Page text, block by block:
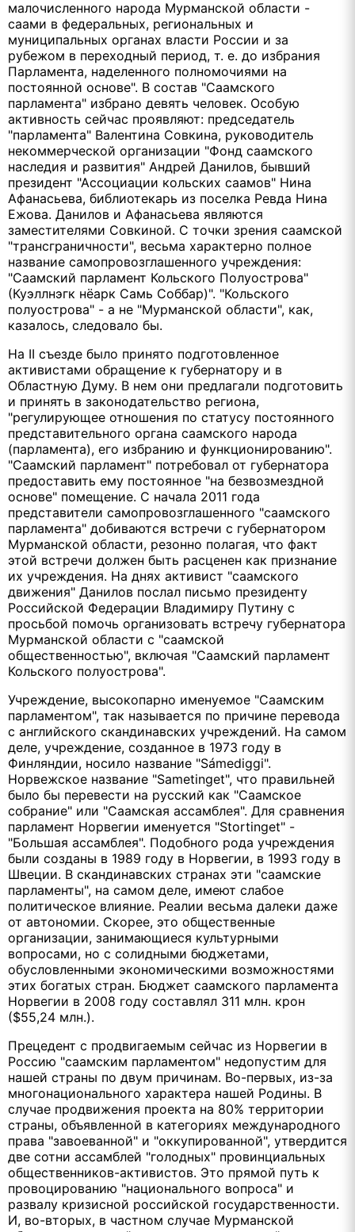
малочисленного народа Мурманской области -
саами в федеральных, региональных и
муниципальных органах власти России и за
рубежом в переходный период, т. е. до избрания
Парламента, наделенного полномочиями на
постоянной основе". В состав "Саамского
парламента" избрано девять человек. Особую
активность сейчас проявляют: председатель
"парламента" Валентина Совкина, руководитель
некоммерческой организации "Фонд саамского
наследия и развития" Андрей Данилов, бывший
президент "Ассоциации кольских саамов" Нина
Афанасьева, библиотекарь из поселка Ревда Нина
Ежова. Данилов и Афанасьева являются
заместителями Совкиной. С точки зрения саамской
"трансграничности", весьма характерно полное
название самопровозглашенного учреждения:
"Саамский парламент Кольского Полуострова"
(Куэллнэгк нёарк Самь Соббар)". "Кольского
полуострова" - а не "Мурманской области", как,
казалось, следовало бы.
На II съезде было принято подготовленное
активистами обращение к губернатору и в
Областную Думу. В нем они предлагали подготовить
и принять в законодательство региона,
"регулирующее отношения по статусу постоянного
представительного органа саамского народа
(парламента), его избранию и функционированию".
"Саамский парламент" потребовал от губернатора
предоставить ему постоянное "на безвозмездной
основе" помещение. С начала 2011 года
представители самопровозглашенного "саамского
парламента" добиваются встречи с губернатором
Мурманской области, резонно полагая, что факт
этой встречи должен быть расценен как признание
их учреждения. На днях активист "саамского
движения" Данилов послал письмо президенту
Российской Федерации Владимиру Путину с
просьбой помочь организовать встречу губернатора
Мурманской области с "саамской
общественностью", включая "Саамский парламент
Кольского полуострова".
Учреждение, высокопарно именуемое "Саамским
парламентом", так называется по причине перевода
с английского скандинавских учреждений. На самом
деле, учреждение, созданное в 1973 году в
Финляндии, носило название "Sámediggi".
Норвежское название "Sametinget", что правильней
было бы перевести на русский как "Саамское
собрание" или "Саамская ассамблея". Для сравнения
парламент Норвегии именуется "Stortinget" -
"Большая ассамблея". Подобного рода учреждения
были созданы в 1989 году в Норвегии, в 1993 году в
Швеции. В скандинавских странах эти "саамские
парламенты", на самом деле, имеют слабое
политическое влияние. Реалии весьма далеки даже
от автономии. Скорее, это общественные
организации, занимающиеся культурными
вопросами, но с солидными бюджетами,
обусловленными экономическими возможностями
этих богатых стран. Бюджет саамского парламента
Норвегии в 2008 году составлял 311 млн. крон
($55,24 млн.).
Прецедент с продвигаемым сейчас из Норвегии в
Россию "саамским парламентом" недопустим для
нашей страны по двум причинам. Во-первых, из-за
многонационального характера нашей Родины. В
случае продвижения проекта на 80% территории
страны, объявленной в категориях международного
права "завоеванной" и "оккупированной", утвердится
две сотни ассамблей "голодных" провинциальных
общественников-активистов. Это прямой путь к
провоцированию "национального вопроса" и
развалу кризисной российской государственности.
И, во-вторых, в частном случае Мурманской